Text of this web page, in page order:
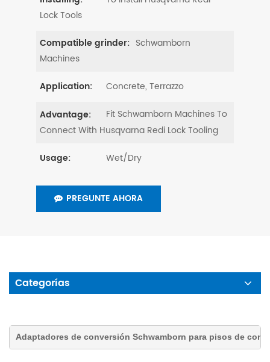
Lock Tools
Compatible grinder: Schwamborn
Machines
Application: Concrete, Terrazzo
Advantage:
Fit Schwamborn Machines To
Connect With Husqvarna Redi Lock Tooling
Usage: Wet/Dry
PREGUNTE AHORA
Categorías
Adaptadores de conversión Schwamborn para pisos de